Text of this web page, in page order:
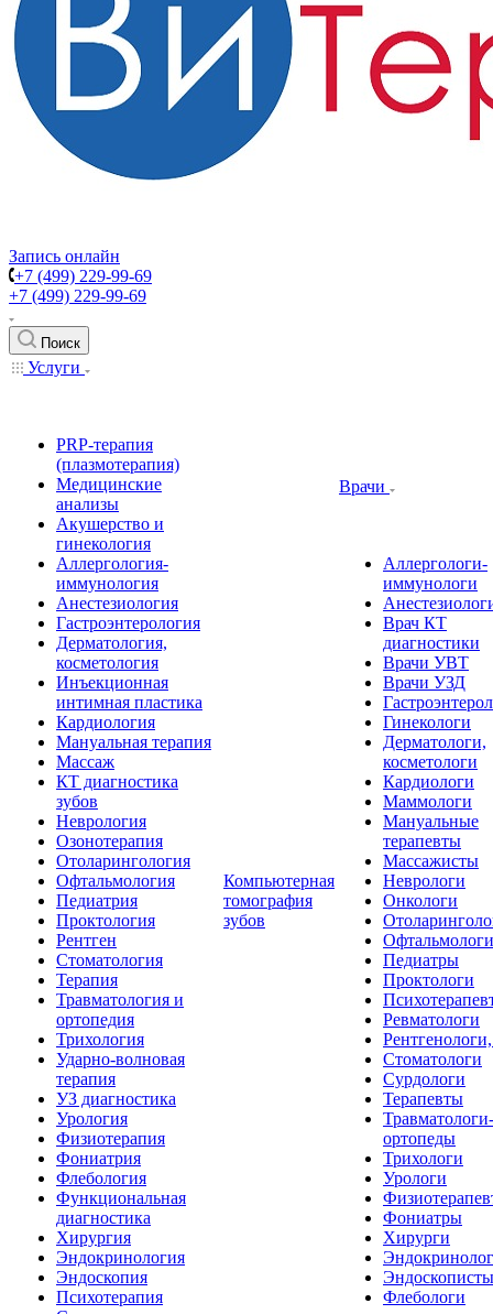
Запись онлайн
+7 (499) 229-99-69
+7 (499) 229-99-69
Поиск
Услуги
PRP-терапия
(плазмотерапия)
Медицинские
анализы
Акушерство и
гинекология
Аллергология-
иммунология
Анестезиология
Гастроэнтерология
Дерматология,
косметология
Инъекционная
интимная пластика
Кардиология
Мануальная терапия
Массаж
КТ диагностика
зубов
Неврология
Озонотерапия
Отоларингология
Офтальмология
Педиатрия
Проктология
Рентген
Стоматология
Терапия
Травматология и
ортопедия
Трихология
Ударно-волновая
терапия
УЗ диагностика
Урология
Физиотерапия
Фониатрия
Флебология
Функциональная
диагностика
Хирургия
Эндокринология
Эндоскопия
Психотерапия
Компьютерная
томография
зубов
Врачи
Аллергологи-
иммунологи
Врач КТ
диагностики
Врачи УВТ
Врачи УЗД
Гинекологи
Дерматологи,
косметологи
Кардиологи
Маммологи
Мануальные
терапевты
Массажисты
Неврологи
Онкологи
Офтальмологи
Педиатры
Проктологи
Ревматологи
Стоматологи
Сурдологи
Терапевты
Травматологи-
ортопеды
Трихологи
Урологи
Фониатры
Хирурги
Эндоскописты
Флебологи